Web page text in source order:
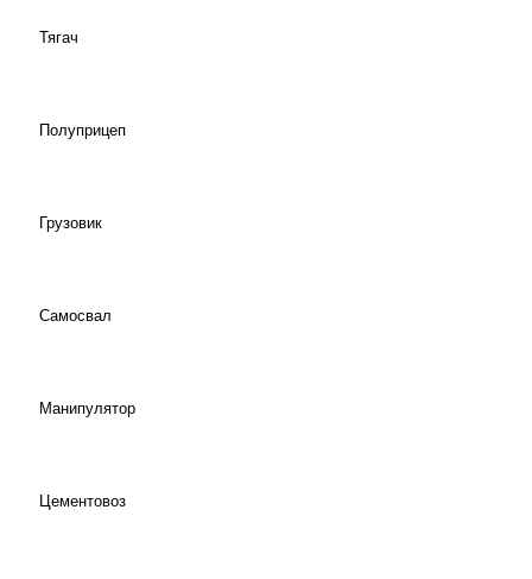
Тягач
Полуприцеп
Грузовик
Самосвал
Манипулятор
Цементовоз